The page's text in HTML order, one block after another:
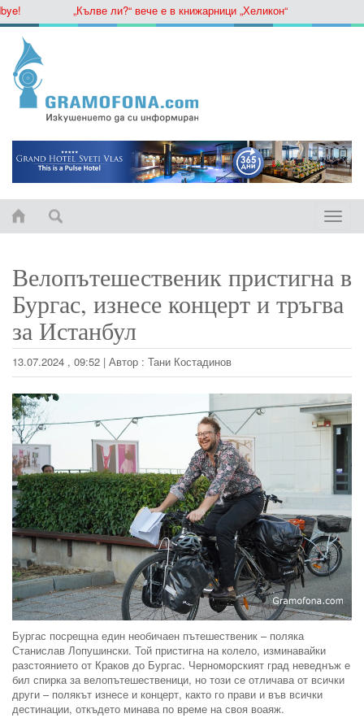
„Кълве ли?“ вече е в книжарници „Хеликон“
Toggle
Велопътешественик пристигна в
Бургас, изнесе концерт и тръгва
за Истанбул
13.07.2024 , 09:52 | Автор : Тани Костадинов
Бургас посрещна един необичаен пътешественик – поляка
Станислав Лопушински. Той пристигна на колело, изминавайки
разстоянието от Краков до Бургас. Черноморският град неведнъж е
бил спирка за велопътешественици, но този се отличава от всички
други – полякът изнесе и концерт, както го прави и във всички
дестинации, откъдето минава по време на своя воаяж.